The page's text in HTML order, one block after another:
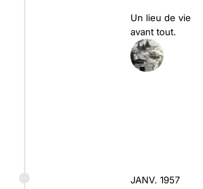
Un lieu de vie
avant tout.
JANV. 1957